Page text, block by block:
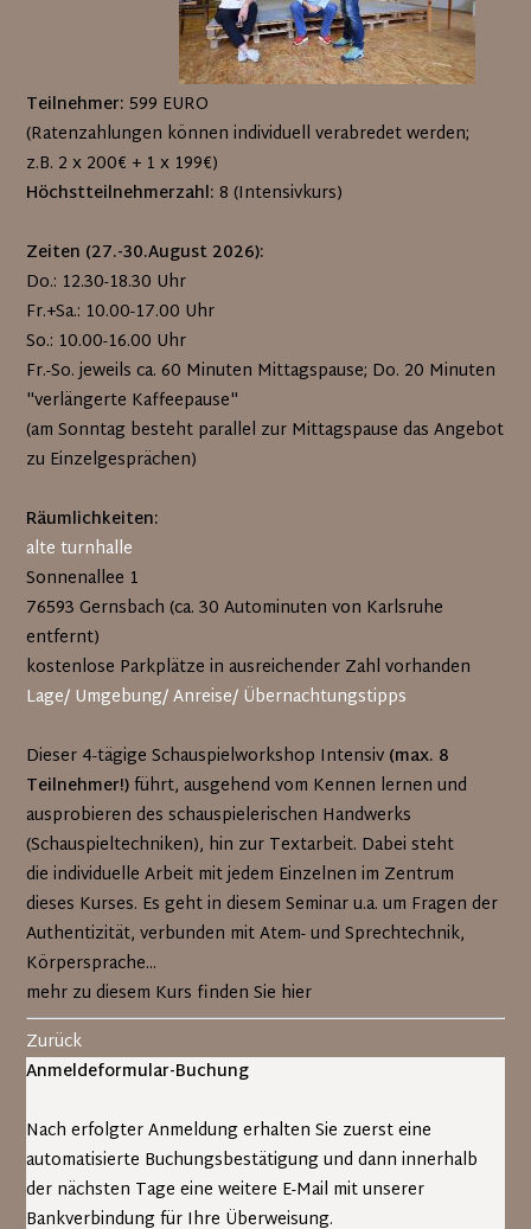
Teilnehmer: 599 EURO
(Ratenzahlungen können individuell verabredet werden;
z.B. 2 x 200€ + 1 x 199€)
Höchstteilnehmerzahl: 8 (Intensivkurs)
Zeiten (27.-30.August 2026):
Do.: 12.30-18.30 Uhr
Fr.+Sa.: 10.00-17.00 Uhr
So.: 10.00-16.00 Uhr
Fr.-So. jeweils ca. 60 Minuten Mittagspause; Do. 20 Minuten
"verlängerte Kaffeepause"
(am Sonntag besteht parallel zur Mittagspause das Angebot
zu Einzelgesprächen)
Räumlichkeiten:
alte turnhalle
Sonnenallee 1
76593 Gernsbach (ca. 30 Autominuten von Karlsruhe
entfernt)
kostenlose Parkplätze in ausreichender Zahl vorhanden
Lage/ Umgebung/ Anreise/ Übernachtungstipps
Dieser 4-tägige Schauspielworkshop Intensiv (max. 8
Teilnehmer!)führt, ausgehend vom Kennen lernen und
ausprobieren des schauspielerischen Handwerks
(Schauspieltechniken), hin zur Textarbeit. Dabei steht
die individuelle Arbeit mit jedem Einzelnen im Zentrum
dieses Kurses. Es geht in diesem Seminar u.a. um Fragen der
Authentizität, verbunden mit Atem- und Sprechtechnik,
Körpersprache...
mehr zu diesem Kurs finden Sie hier
Zurück
Anmeldeformular-Buchung
Nach erfolgter Anmeldung erhalten Sie zuerst eine
automatisierte Buchungsbestätigung und dann innerhalb
der nächsten Tage eine weitere E-Mail mit unserer
Bankverbindung für Ihre Überweisung.